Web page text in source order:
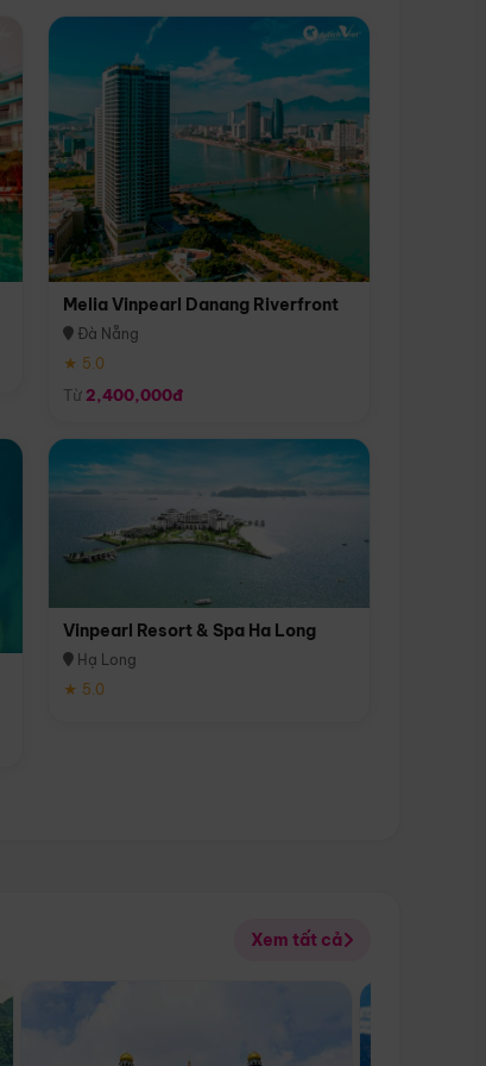
Melia Vinpearl Danang Riverfront
Đà Nẵng
★ 5.0
Từ 2,400,000đ
Vinpearl Resort & Spa Ha Long
Hạ Long
★ 5.0
Xem tất cả